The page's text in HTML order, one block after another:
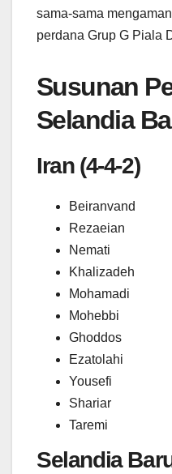
sama-sama
perdana Grup G Piala
Susunan
Selandia
Iran (4-4-2)
Beiranvand
Rezaeian
Nemati
Khalizadeh
Mohamadi
Mohebbi
Ghoddos
Ezatolahi
Yousefi
Shariar
Taremi
Selandia